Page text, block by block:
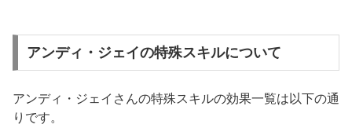
アンディ・ジェイの特殊スキルについて
アンディ・ジェイさんの特殊スキルの効果一覧は以下の通
りです。